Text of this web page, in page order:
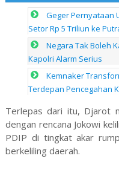
Geger Pernyataan
Setor Rp 5 Triliun ke
Negara Tak Boleh
Kapolri Alarm Serius
Kemnaker
Terdepan Pencegahan
Terlepas dari itu, Djarot
dengan rencana Jokowi
PDIP di tingkat akar
berkeliling daerah.